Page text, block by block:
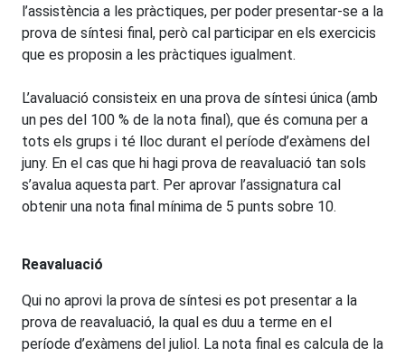
l’assistència a les pràctiques, per poder presentar-se a la
prova de síntesi final, però cal participar en els exercicis
que es proposin a les pràctiques igualment.
L’avaluació consisteix en una prova de síntesi única (amb
un pes del 100 % de la nota final), que és comuna per a
tots els grups i té lloc durant el període d’exàmens del
juny. En el cas que hi hagi prova de reavaluació tan sols
s’avalua aquesta part. Per aprovar l’assignatura cal
obtenir una nota final mínima de 5 punts sobre 10.
Reavaluació
Qui no aprovi la prova de síntesi es pot presentar a la
prova de reavaluació, la qual es duu a terme en el
període d’exàmens del juliol. La nota final es calcula de la